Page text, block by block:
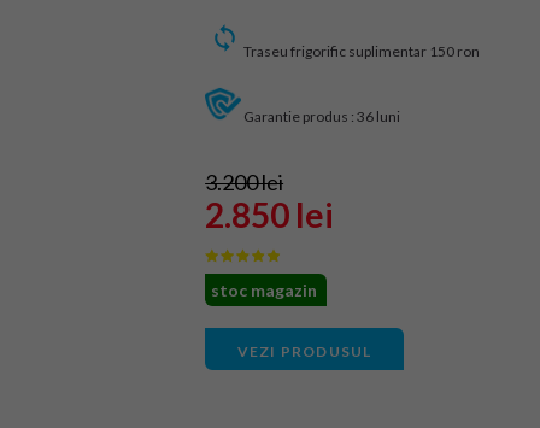
Traseu frigorific suplimentar 150 ron
Garantie produs : 36 luni
3.200 lei
2.850 lei
stoc magazin
VEZI PRODUSUL